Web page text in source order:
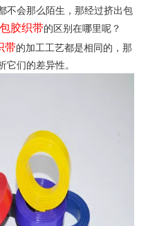
不会那么陌生，那经过挤出包
胶织带的区别在哪里呢？
带的加工工艺都是相同的，那
它们的差异性。